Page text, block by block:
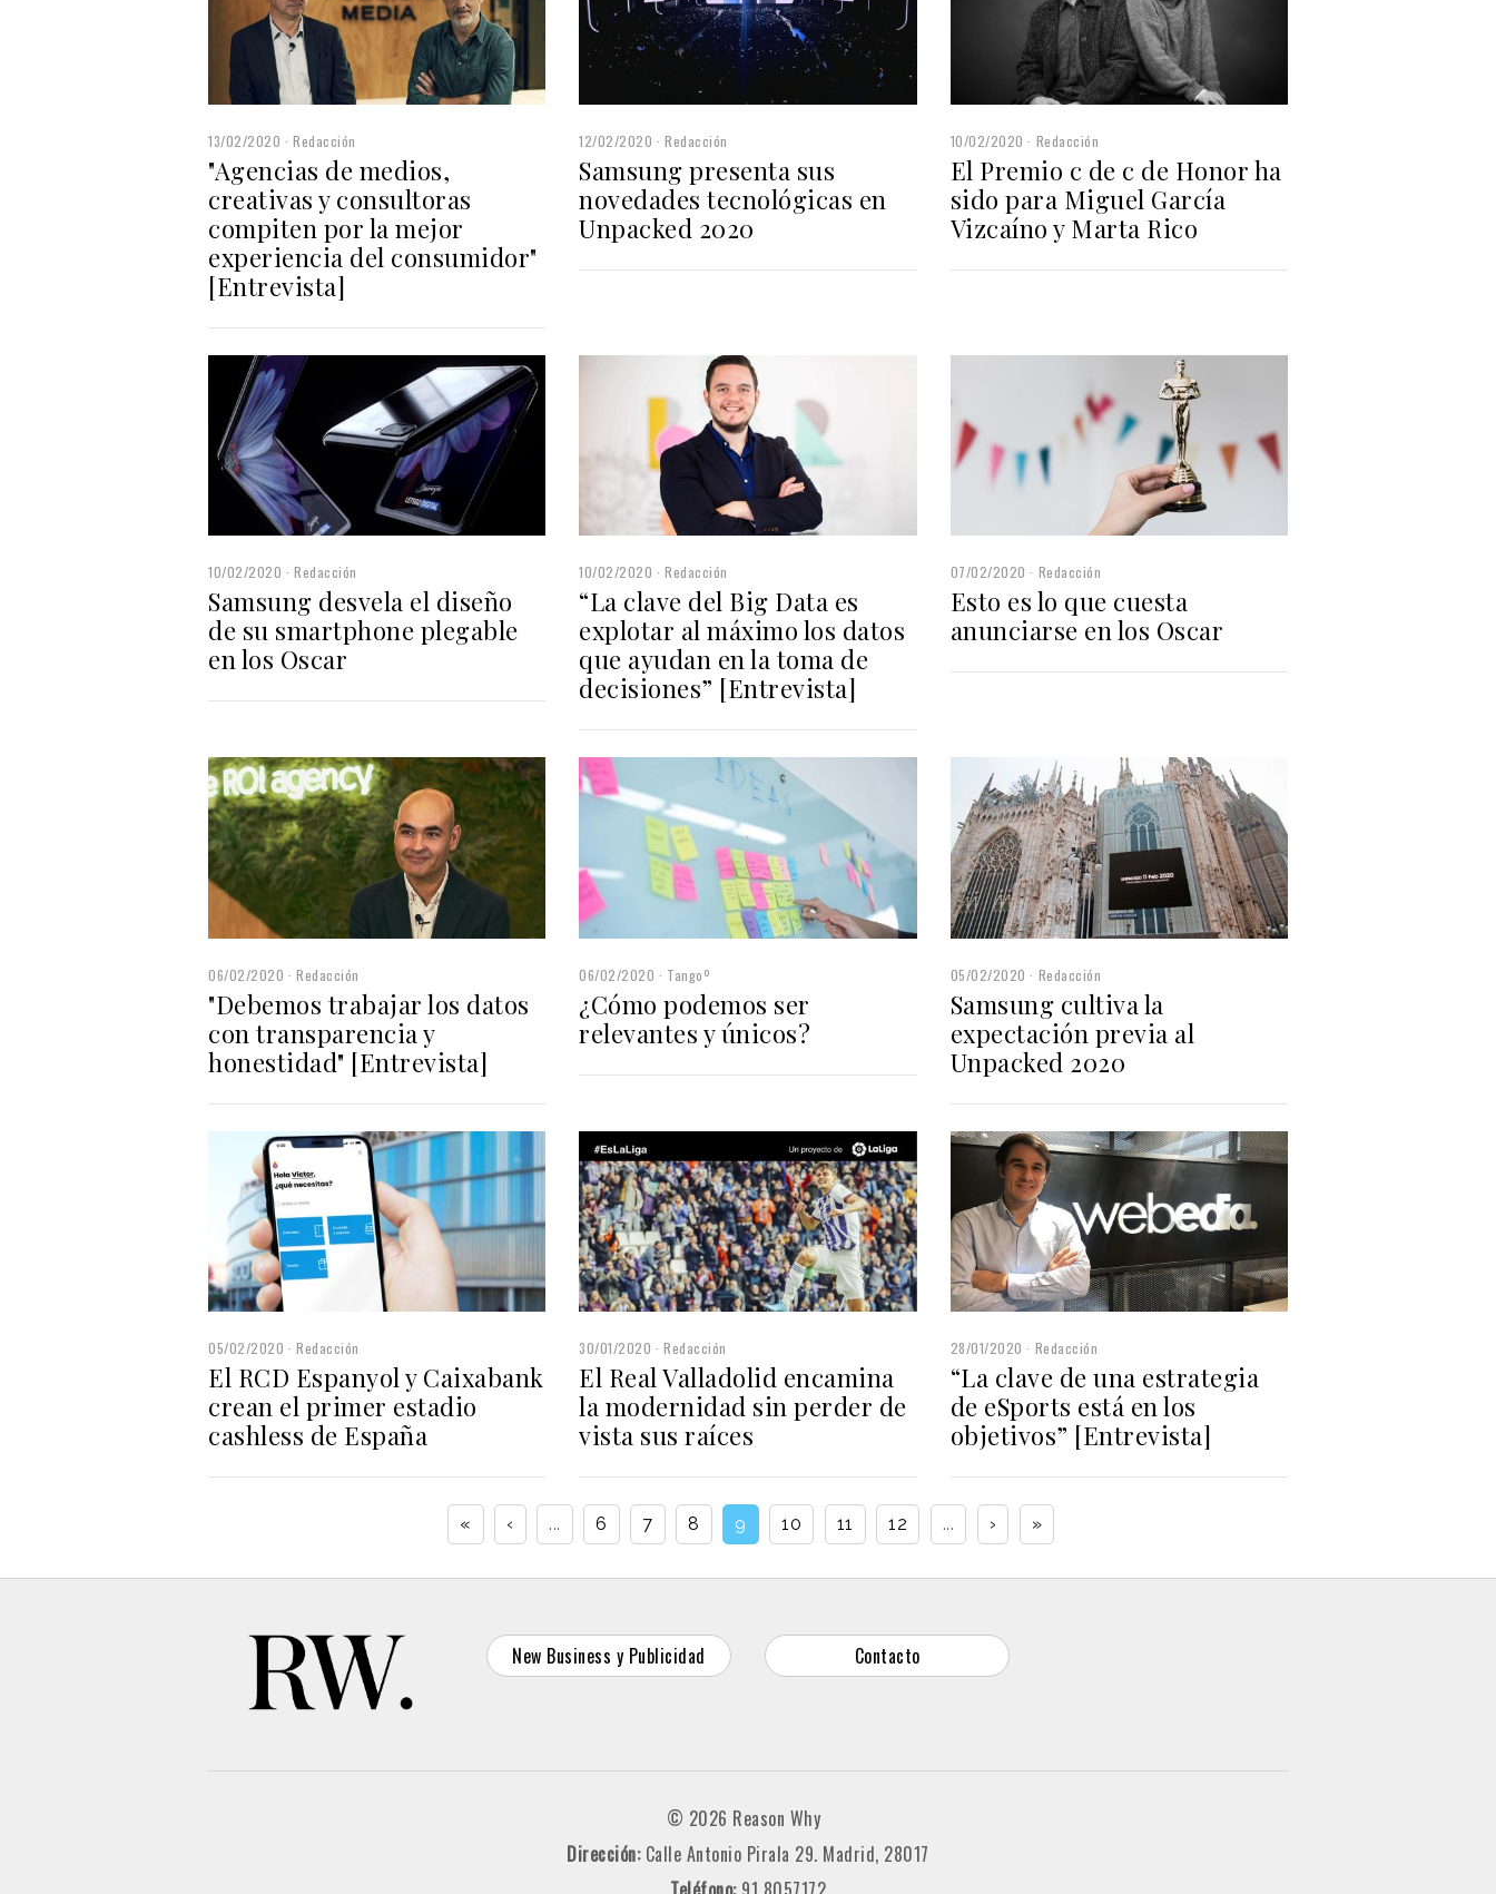
13/02/2020 Redacción
"Agencias de medios,
creativas y consultoras
compiten por la mejor
experiencia del consumidor"
[Entrevista]
12/02/2020 Redacción
Samsung presenta sus
novedades tecnológicas en
Unpacked 2020
10/02/2020 Redacción
El Premio c de c de Honor ha
sido para Miguel García
Vizcaíno y Marta Rico
10/02/2020 Redacción
Samsung desvela el diseño
de su smartphone plegable
en los Oscar
10/02/2020 Redacción
“La clave del Big Data es
explotar al máximo los datos
que ayudan en la toma de
decisiones” [Entrevista]
07/02/2020 Redacción
Esto es lo que cuesta
anunciarse en los Oscar
06/02/2020 Redacción
"Debemos trabajar los datos
con transparencia y
honestidad" [Entrevista]
06/02/2020 Tangoº
¿Cómo podemos ser
relevantes y únicos?
05/02/2020 Redacción
Samsung cultiva la
expectación previa al
Unpacked 2020
05/02/2020 Redacción
El RCD Espanyol y Caixabank
crean el primer estadio
cashless de España
30/01/2020 Redacción
El Real Valladolid encamina
la modernidad sin perder de
vista sus raíces
28/01/2020 Redacción
“La clave de una estrategia
de eSports está en los
objetivos” [Entrevista]
« ‹ ... 6 7 8 9 10 11 12 ... › »
New Business y Publicidad Contacto
© 2026 Reason Why
Dirección: Calle Antonio Pirala 29. Madrid, 28017